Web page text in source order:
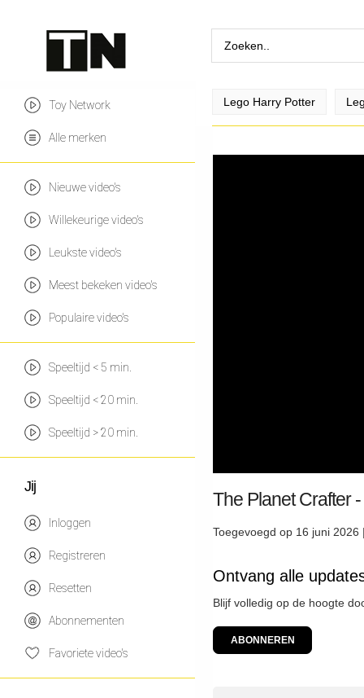
Toy Network
Alle merken
Nieuwe video's
Willekeurige video's
Leukste video's
Meest bekeken video's
Populaire video's
Speeltijd < 5 min.
Speeltijd < 20 min.
Speeltijd > 20 min.
Jij
Inloggen
Registreren
Resetten
Abonnementen
Favoriete video's
Lego Harry Potter
The Planet Crafter
Toegevoegd op 16 juni
Ontvang alle
Blijf volledig op de hoogte
ABONNEREN